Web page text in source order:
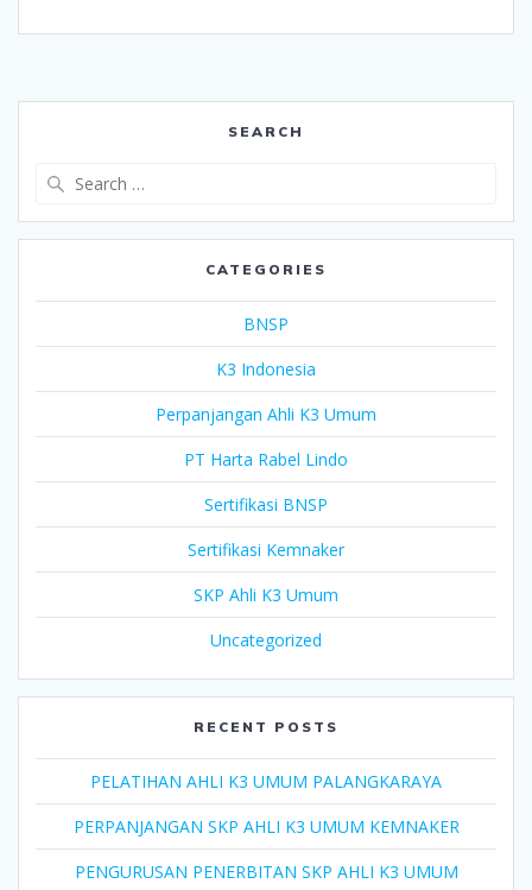
SEARCH
CATEGORIES
BNSP
K3 Indonesia
Perpanjangan Ahli K3 Umum
PT Harta Rabel Lindo
Sertifikasi BNSP
Sertifikasi Kemnaker
SKP Ahli K3 Umum
Uncategorized
RECENT POSTS
PELATIHAN AHLI K3 UMUM PALANGKARAYA
PERPANJANGAN SKP AHLI K3 UMUM KEMNAKER
PENGURUSAN PENERBITAN SKP AHLI K3 UMUM